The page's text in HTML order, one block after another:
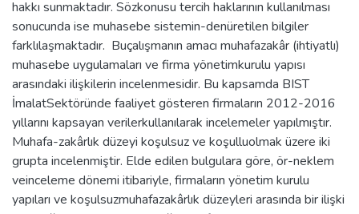
hakkı sunmaktadır. Sözkonusu tercih haklarının kullanılması
sonucunda ise muhasebe sistemin-denüretilen bilgiler
farklılaşmaktadır. Buçalışmanın amacı muhafazakâr (ihtiyatlı)
muhasebe uygulamaları ve firma yönetimkurulu yapısı
arasındaki ilişkilerin incelenmesidir. Bu kapsamda BIST
İmalatSektöründe faaliyet gösteren firmaların 2012-2016
yıllarını kapsayan verilerkullanılarak incelemeler yapılmıştır.
Muhafa-zakârlık düzeyi koşulsuz ve koşulluolmak üzere iki
grupta incelenmiştir. Elde edilen bulgulara göre, ör-neklem
veinceleme dönemi itibariyle, firmaların yönetim kurulu
yapıları ve koşulsuzmuhafazakârlık düzeyleri arasında bir ilişki